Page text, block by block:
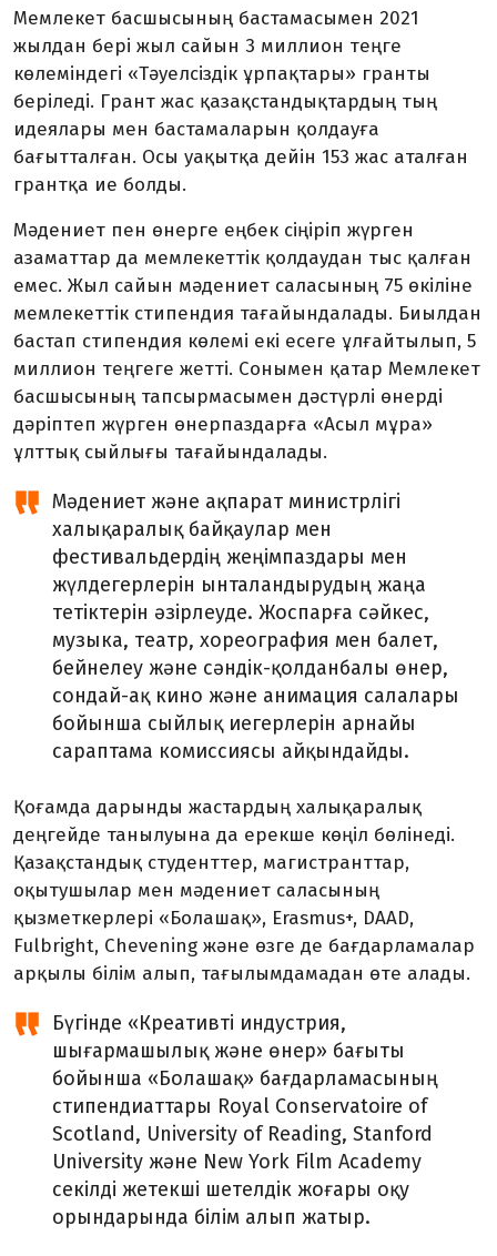
Мемлекет басшысының бастамасымен 2021
жылдан бері жыл сайын 3 миллион теңге
көлеміндегі «Тәуелсіздік ұрпақтары» гранты
беріледі. Грант жас қазақстандықтардың тың
идеялары мен бастамаларын қолдауға
бағытталған. Осы уақытқа дейін 153 жас аталған
грантқа ие болды.
Мәдениет пен өнерге еңбек сіңіріп жүрген
азаматтар да мемлекеттік қолдаудан тыс қалған
емес. Жыл сайын мәдениет саласының 75 өкіліне
мемлекеттік стипендия тағайындалады. Биылдан
бастап стипендия көлемі екі есеге ұлғайтылып, 5
миллион теңгеге жетті. Сонымен қатар Мемлекет
басшысының тапсырмасымен дәстүрлі өнерді
дәріптеп жүрген өнерпаздарға «Асыл мұра»
ұлттық сыйлығы тағайындалады.
Мәдениет және ақпарат министрлігі
халықаралық байқаулар мен
фестивальдердің жеңімпаздары мен
жүлдегерлерін ынталандырудың жаңа
тетіктерін әзірлеуде. Жоспарға сәйкес,
музыка, театр, хореография мен балет,
бейнелеу және сәндік-қолданбалы өнер,
сондай-ақ кино және анимация салалары
бойынша сыйлық иегерлерін арнайы
сараптама комиссиясы айқындайды.
Қоғамда дарынды жастардың халықаралық
деңгейде танылуына да ерекше көңіл бөлінеді.
Қазақстандық студенттер, магистранттар,
оқытушылар мен мәдениет саласының
қызметкерлері «Болашақ», Erasmus+, DAAD,
Fulbright, Chevening және өзге де бағдарламалар
арқылы білім алып, тағылымдамадан өте алады.
Бүгінде «Креативті индустрия,
шығармашылық және өнер» бағыты
бойынша «Болашақ» бағдарламасының
стипендиаттары Royal Conservatoire of
Scotland, University of Reading, Stanford
University және New York Film Academy
секілді жетекші шетелдік жоғары оқу
орындарында білім алып жатыр.